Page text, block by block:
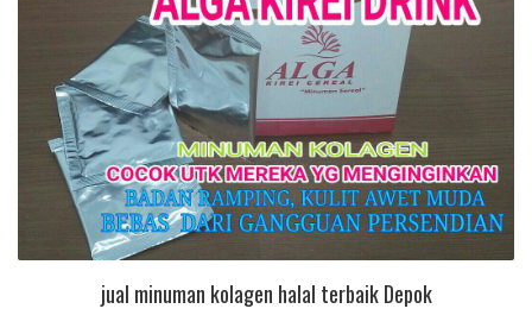
jual minuman kolagen halal terbaik Depok